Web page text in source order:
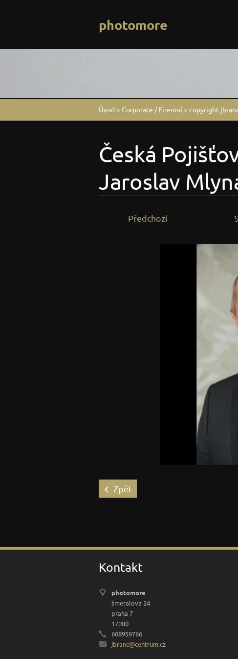
photomore
Úvod > Corporate / Firemní > copyright
Česká
Jaroslav
Předchozí
Zpět
Kontakt
photomore
šmeralova 24
praha 7
17000
608959766
jbranc@centrum.cz